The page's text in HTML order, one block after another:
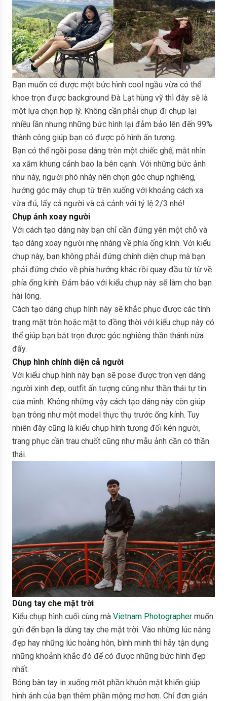
Bạn muốn có được một bức hình cool ngầu vừa có thể
khoe trọn được background Đà Lạt hùng vỹ thì đây sẽ là
một lựa chọn hợp lý. Không cần phải chụp đi chụp lại
nhiều lần nhưng những bức hình lại đảm bảo lên đến 99%
thành công giúp bạn có được pô hình ấn tượng.
Bạn có thể ngồi pose dáng trên một chiếc ghế, mắt nhìn
xa xăm khung cảnh bao la bên cạnh. Với những bức ảnh
như này, người phó nháy nên chọn góc chụp nghiêng,
hướng góc máy chụp từ trên xuống với khoảng cách xa
vừa đủ, lấy cả người và cả cảnh với tỷ lệ 2/3 nhé!
Chụp ảnh xoay người
Với cách tạo dáng này bạn chỉ cần đứng yên một chỗ và
tạo dáng xoay người nhẹ nhàng về phía ống kính. Với kiểu
chụp này, bạn không phải đứng chính diện chụp mà bạn
phải đứng chéo về phía hướng khác rồi quay đầu từ từ về
phía ống kính. Đảm bảo với kiểu chụp này sẽ làm cho bạn
hài lòng.
Cách tạo dáng chụp hình này sẽ khắc phục được các tình
trạng mặt tròn hoặc mặt to đồng thời với kiểu chụp này có
thể giúp bạn bắt trọn được góc nghiêng thần thánh nữa
đấy.
Chụp hình chính diện cả người
Với kiểu chụp hình này bạn sẽ pose được trọn vẹn dáng
người xinh đẹp, outfit ấn tượng cũng như thần thái tự tin
của mình. Không những vậy cách tạo dáng này còn giúp
bạn trông như một model thực thụ trước ống kính. Tuy
nhiên đây cũng là kiểu chụp hình tương đối kén người,
trang phục cần trau chuốt cũng như mẫu ảnh cần có thần
thái.
Dùng tay che mặt trời
Kiểu chụp hình cuối cùng mà Vietnam Photographer muốn
gửi đến bạn là dùng tay che mặt trời. Vào những lúc nắng
đẹp hay những lúc hoàng hôn, bình minh thì hãy tận dụng
những khoảnh khắc đó để có được những bức hình đẹp
nhất.
Bóng bàn tay in xuống một phần khuôn mặt khiến giúp
hình ảnh của bạn thêm phần mộng mơ hơn. Chỉ đơn giản